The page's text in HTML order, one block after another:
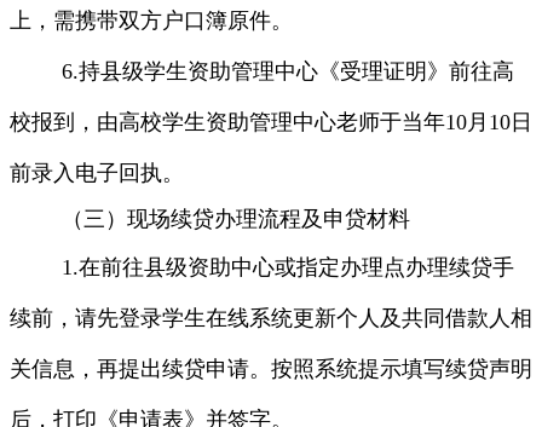
上，需携带双方户口簿原件。
6.持县级学生资助管理中心《受理证明》前往高
校报到，由高校学生资助管理中心老师于当年10月 10 日
前录入电子回执。
（三）现场续贷办理流程及申贷材料
1.在前往县级资助中心或指定办理点办理续贷手
续前，请先登录学生在线系统更新个人及共同借款人相
关信息，再提出续贷申请。按照系统提示填写续贷声明
后，打印《申请表》并签字。